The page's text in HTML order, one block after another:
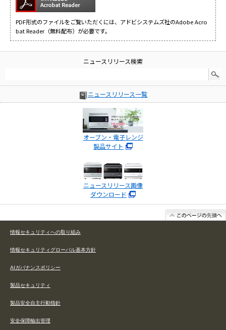
PDF形式のファイルをご覧いただくには、アドビシステムズ社のAdobe Acro
bat Reader（無料配布）が必要です。
ニュースリリース検索
ニュースリリース一覧
オーブン・電子レンジ
製品サイト
ニュースリリース画像
ダウンロード
情報セキュリティへの取り組み
情報セキュリティグローバル基本方針
AIガバナンスポリシー
製品セキュリティ
製品安全自主行動指針
安全保障輸出管理